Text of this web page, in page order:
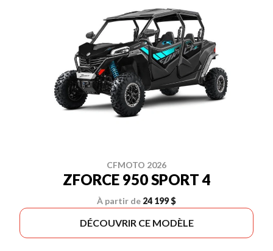
CFMOTO 2026
ZFORCE 950 SPORT 4
À partir de 24 199 $
DÉCOUVRIR CE MODÈLE